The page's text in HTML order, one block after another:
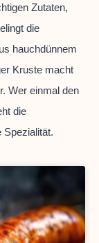
Zutaten,
die
hauchdünnem
Kruste macht
Wer einmal den
die
Spezialität.